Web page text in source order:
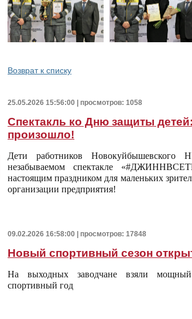
Возврат к списку
25.05.2026 15:56:00 | просмотров: 1058
Спектакль ко Дню защиты
произошло!
Дети работников Новокуйбышевского
незабываемом спектакле
настоящим праздником для маленьких
организации предприятия!
09.02.2026 16:58:00 | просмотров: 17848
Новый спортивный сезон
На выходных заводчане взяли
спортивный год